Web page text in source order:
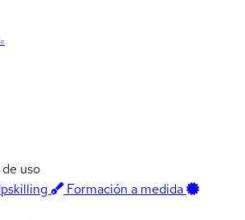
uso
Formación a medida